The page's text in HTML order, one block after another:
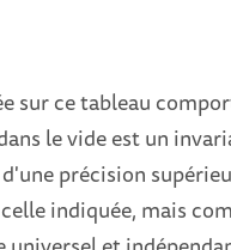
ce tableau
le vide est un
précision
indiquée, mais